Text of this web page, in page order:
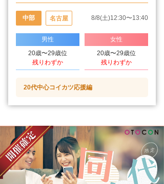
中部 名古屋 8/8(土)12:30〜13:40
男性
20歳〜29歳位
残りわずか
女性
20歳〜29歳位
残りわずか
20代中心コイカツ応援編